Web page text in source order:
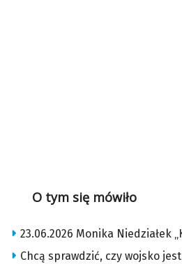
O tym się mówiło
23.06.2026 Monika Niedziałek
Chcą sprawdzić, czy wojsko